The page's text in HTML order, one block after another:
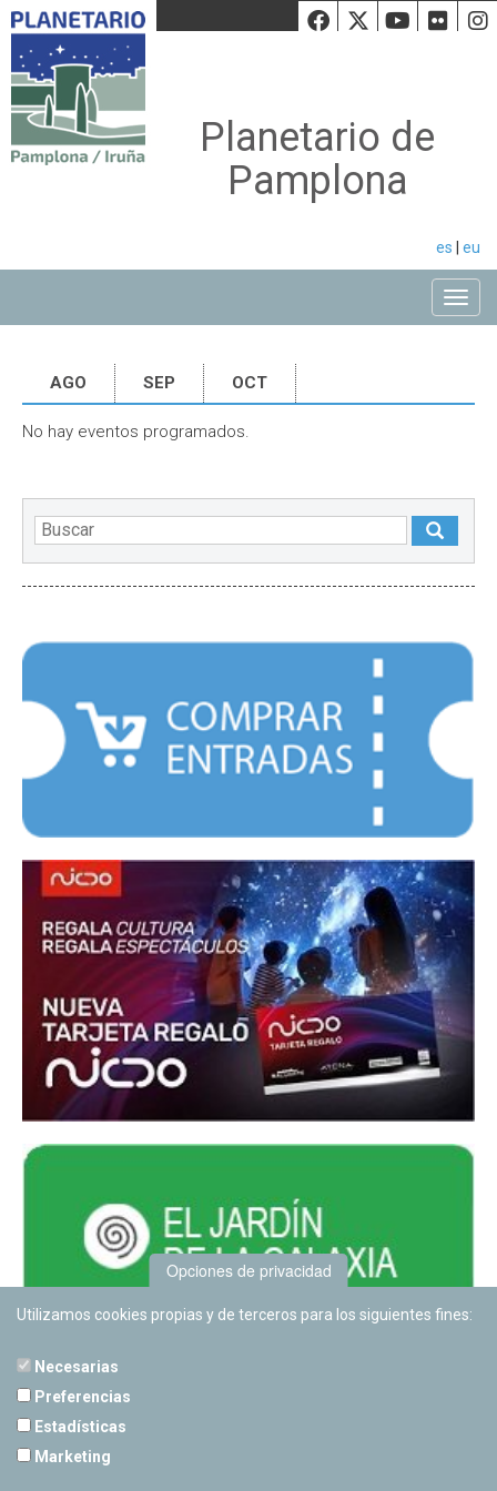
Facebook
Twiiter
Planetario de
Pamplona
es eu
AGO SEP OCT
No hay eventos programados.
Opciones de privacidad
Utilizamos cookies propias y de terceros para los siguientes fines:
Necesarias
Preferencias
Estadísticas
Marketing